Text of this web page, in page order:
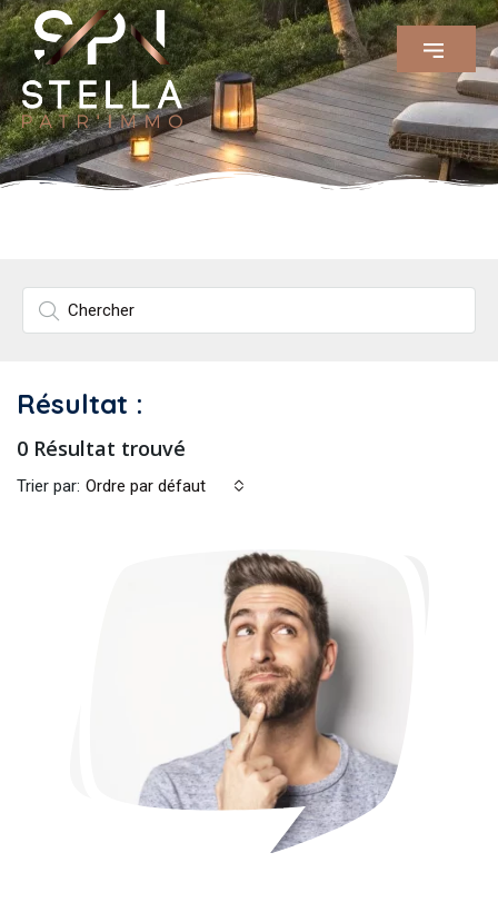
Résultat :
0 Résultat trouvé
Trier par: Ordre par défaut